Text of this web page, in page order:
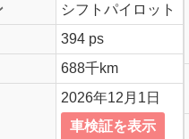
シフトパイロット
394 ps
688千km
2026年12月1日
車検証を表示